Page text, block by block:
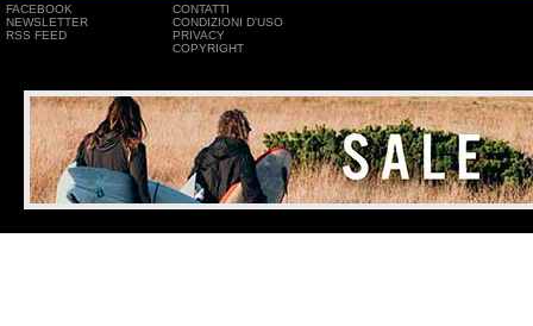
FACEBOOK
NEWSLETTER
RSS FEED
CONTATTI
CONDIZIONI D'USO
PRIVACY
COPYRIGHT